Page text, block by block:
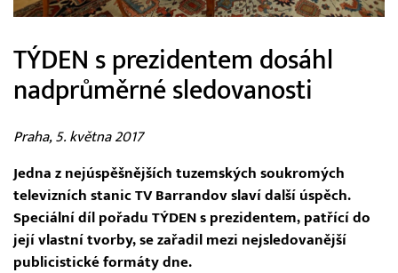
TÝDEN s prezidentem dosáhl
nadprůměrné sledovanosti
Praha, 5. května 2017
Jedna z nejúspěšnějších tuzemských soukromých
televizních stanic TV Barrandov slaví další úspěch.
Speciální díl pořadu TÝDEN s prezidentem, patřící do
její vlastní tvorby, se zařadil mezi nejsledovanější
publicistické formáty dne.